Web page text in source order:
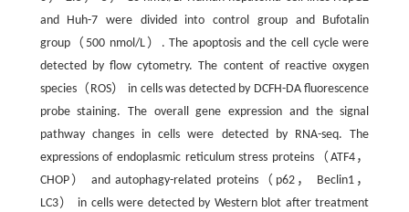
and Huh-7 were divided into control group and Bufotalin
group（500 nmol/L）. The apoptosis and the cell cycle were
detected by flow cytometry. The content of reactive oxygen
species（ROS） in cells was detected by DCFH-DA fluorescence
probe staining. The overall gene expression and the signal
pathway changes in cells were detected by RNA-seq. The
expressions of endoplasmic reticulum stress proteins（ATF4，
CHOP） and autophagy-related proteins（p62， Beclin1，
LC3） in cells were detected by Western blot after treatment